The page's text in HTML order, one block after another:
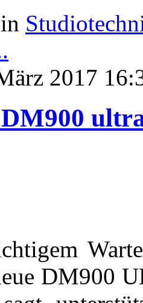
2017
DM900